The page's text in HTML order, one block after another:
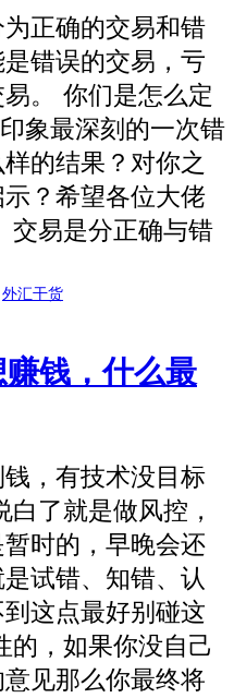
正确的交易和错
错误的交易，亏
。 你们是怎么定
象最深刻的一次错
的结果？对你之
？希望各位大佬
交易是分正确与错
外汇干货
钱，什么最
，有技术没目标
了就是做风控，
时的，早晚会还
试错、知错、认
这点最好别碰这
的，如果你没自己
见那么你最终将